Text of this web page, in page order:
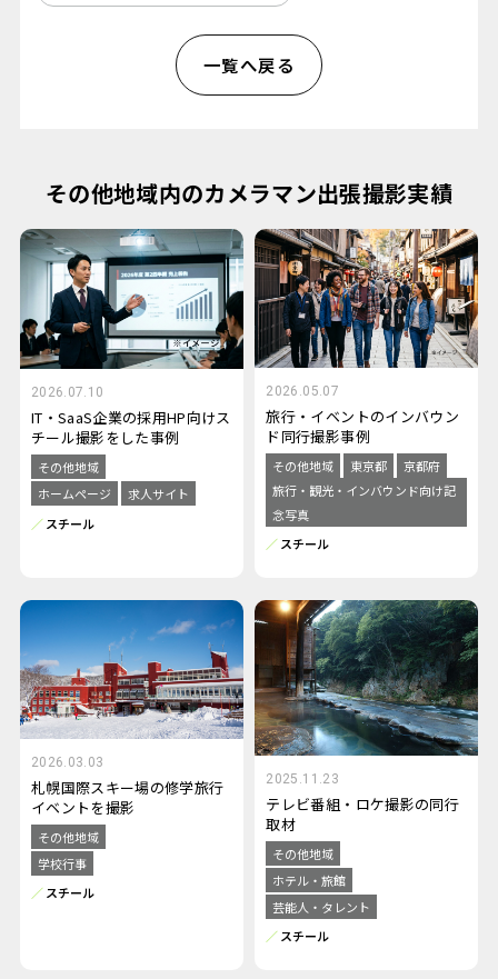
一覧へ戻る
その他地域内のカメラマン出張撮影実績
2026.07.10
IT・SaaS企業の採用HP向けス
チール撮影をした事例
その他地域
ホームページ
求人サイト
スチール
2026.05.07
旅行・イベントのインバウン
ド同行撮影事例
その他地域 東京都
京都府
旅行・観光・インバウンド向け記
念写真
スチール
2026.03.03
札幌国際スキー場の修学旅行
イベントを撮影
その他地域
学校行事
スチール
2025.11.23
テレビ番組・ロケ撮影の同行
取材
その他地域
ホテル・旅館
芸能人・タレント
スチール